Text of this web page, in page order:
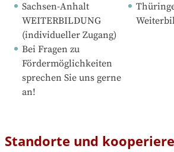
Sachsen-Anhalt
WEITERBILDUNG
(individueller Zugang)
Bei Fragen zu
Fördermöglichkeiten
sprechen Sie uns gerne
an!
Standorte und